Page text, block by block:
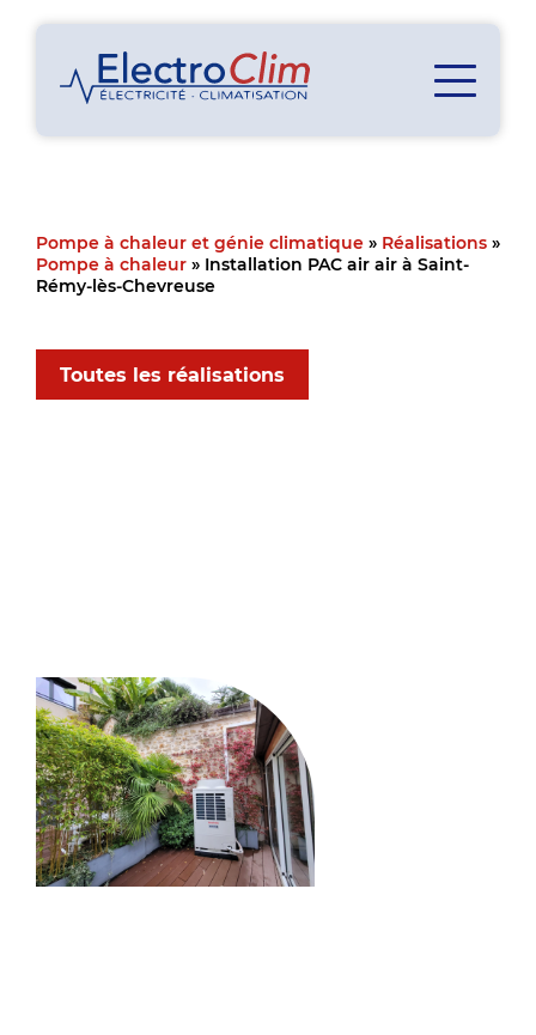
Pompe à chaleur et génie climatique » Réalisations »
Pompe à chaleur » Installation PAC air air à Saint-
Rémy-lès-Chevreuse
Toutes les réalisations